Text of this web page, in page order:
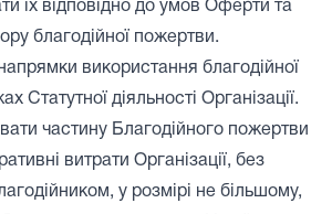
їх відповідно до умов Оферти та
благодійної пожертви.
використання благодійної
Статутної діяльності Організації.
частину Благодійного пожертви
витрати Організації, без
у розмірі не більшому,